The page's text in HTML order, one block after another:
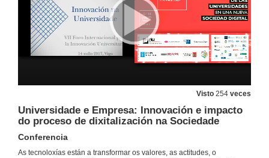
Visto 254 veces
Universidade e Empresa: Innovación e impacto
do proceso de dixitalización na Sociedade
Conferencia
As tecnoloxías están a transformar os valores, as actitudes, o